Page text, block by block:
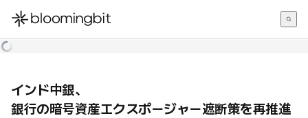
한국어
インド中銀、
銀行の暗号資産エクスポージャー遮断策を再推進